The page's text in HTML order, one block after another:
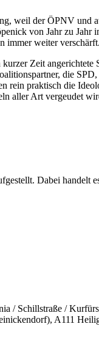
weil der ÖPNV und
von Jahr zu Jahr
immer weiter verschärft.
Zeit angerichtete
die
rein praktisch die
aller Art vergeudet
Dabei handelt
/ Schillstraße /
A111